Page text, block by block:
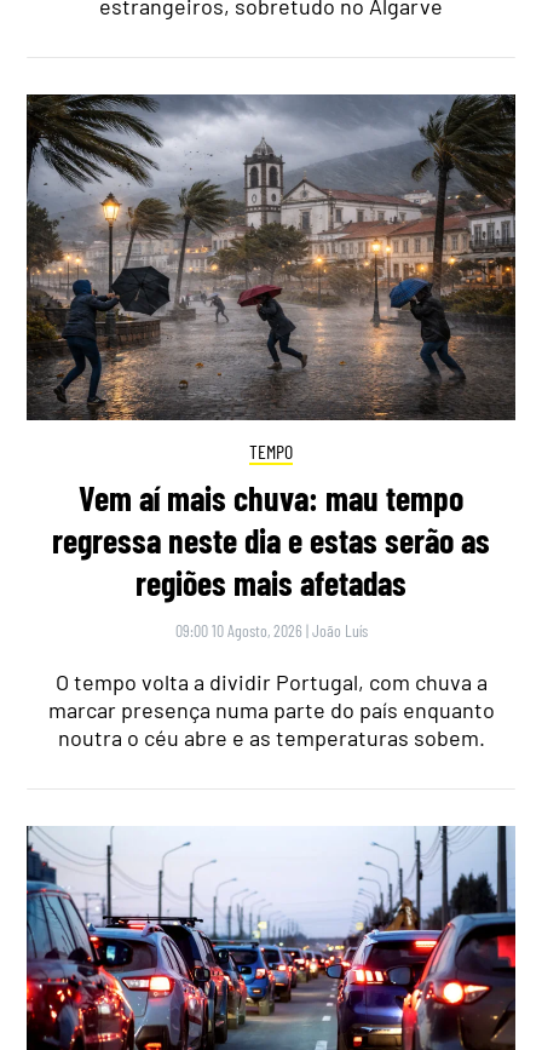
estrangeiros, sobretudo no Algarve
TEMPO
Vem aí mais chuva: mau tempo
regressa neste dia e estas serão as
regiões mais afetadas
09:00 10 Agosto, 2026 |João Luís
O tempo volta a dividir Portugal, com chuva a
marcar presença numa parte do país enquanto
noutra o céu abre e as temperaturas sobem.